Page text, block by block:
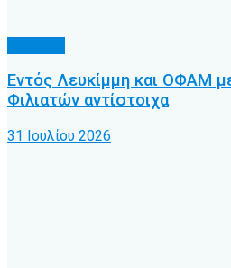
Εντός Λευκίμμη και ΟΦΑΜ
Φιλιατών αντίστοιχα
31 Ιουλίου 2026